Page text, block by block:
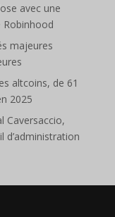
avec une
Robinhood
majeures
altcoins, de 61
2025
Caversaccio,
d’administration